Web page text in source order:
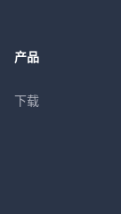
产品
下载